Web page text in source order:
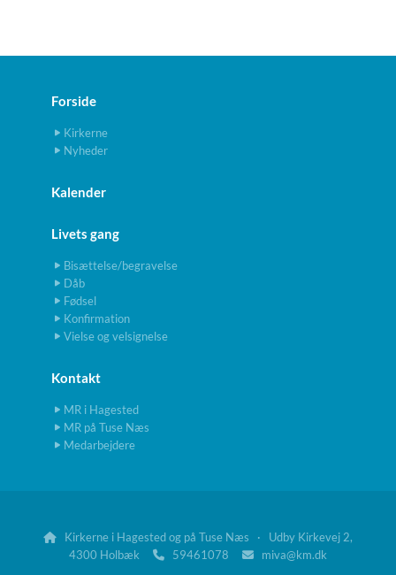
Forside
Kirkerne
Nyheder
Kalender
Livets gang
Bisættelse/begravelse
Dåb
Fødsel
Konfirmation
Vielse og velsignelse
Kontakt
MR i Hagested
MR på Tuse Næs
Medarbejdere

Kirkerne i Hagested og på Tuse Næs · Udby Kirkevej 2,
4300 Holbæk
 59461078  miva@km.dk